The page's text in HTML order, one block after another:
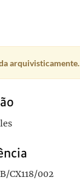
arquivisticamente.
CX118/002